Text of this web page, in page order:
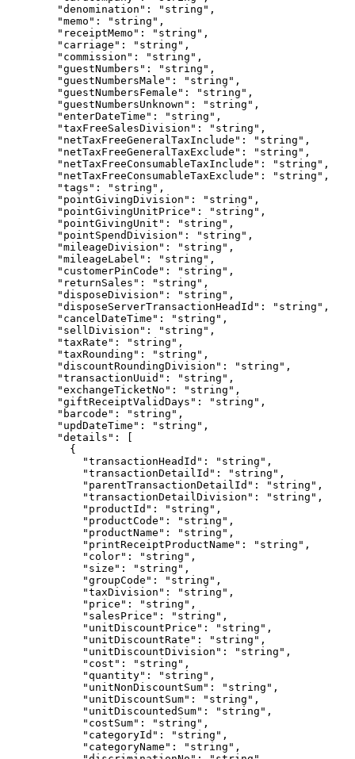
"denomination" : " string " ,
"memo" : " string " ,
"receiptMemo" : " string " ,
"carriage" : " string " ,
"commission" : " string " ,
"guestNumbers" : " string " ,
"guestNumbersMale" : " string " ,
"guestNumbersFemale" : " string " ,
"guestNumbersUnknown" : " string " ,
"enterDateTime" : " string " ,
"taxFreeSalesDivision" : " string " ,
"netTaxFreeGeneralTaxInclude" : " string " ,
"netTaxFreeGeneralTaxExclude" : " string " ,
"netTaxFreeConsumableTaxInclude" : " string " ,
"netTaxFreeConsumableTaxExclude" : " string " ,
"tags" : " string " ,
"pointGivingDivision" : " string " ,
"pointGivingUnitPrice" : " string " ,
"pointGivingUnit" : " string " ,
"pointSpendDivision" : " string " ,
"mileageDivision" : " string " ,
"mileageLabel" : " string " ,
"customerPinCode" : " string " ,
"returnSales" : " string " ,
"disposeDivision" : " string " ,
"disposeServerTransactionHeadId" : " string " ,
"cancelDateTime" : " string " ,
"sellDivision" : " string " ,
"taxRate" : " string " ,
"taxRounding" : " string " ,
"discountRoundingDivision" : " string " ,
"transactionUuid" : " string " ,
"exchangeTicketNo" : " string " ,
"giftReceiptValidDays" : " string " ,
"barcode" : " string " ,
"updDateTime" : " string " ,
"details" : [
{
"transactionHeadId" : " string " ,
"transactionDetailId" : " string " ,
"parentTransactionDetailId" : " string " ,
"transactionDetailDivision" : " string " ,
"productId" : " string " ,
"productCode" : " string " ,
"productName" : " string " ,
"printReceiptProductName" : " string " ,
"color" : " string " ,
"size" : " string " ,
"groupCode" : " string " ,
"taxDivision" : " string " ,
"price" : " string " ,
"salesPrice" : " string " ,
"unitDiscountPrice" : " string " ,
"unitDiscountRate" : " string " ,
"unitDiscountDivision" : " string " ,
"cost" : " string " ,
"quantity" : " string " ,
"unitNonDiscountSum" : " string " ,
"unitDiscountSum" : " string " ,
"unitDiscountedSum" : " string " ,
"costSum" : " string " ,
"categoryId" : " string " ,
"categoryName" : " string " ,